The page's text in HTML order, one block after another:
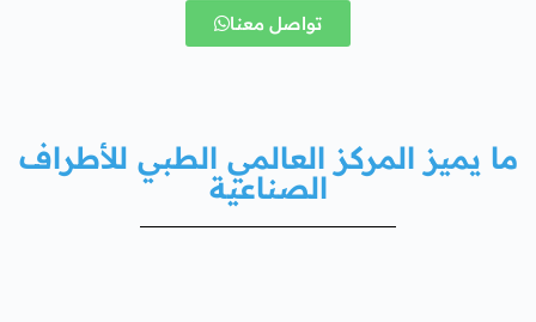
تواصل معنا
ما يميز المركز العالمي الطبي للأطراف
الصناعية